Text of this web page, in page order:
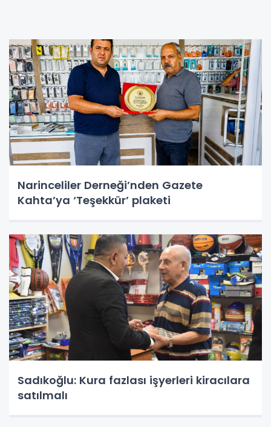
Narinceliler Derneği’nden Gazete
Kahta’ya ‘Teşekkür’ plaketi
Sadıkoğlu: Kura fazlası işyerleri kiracılara
satılmalı